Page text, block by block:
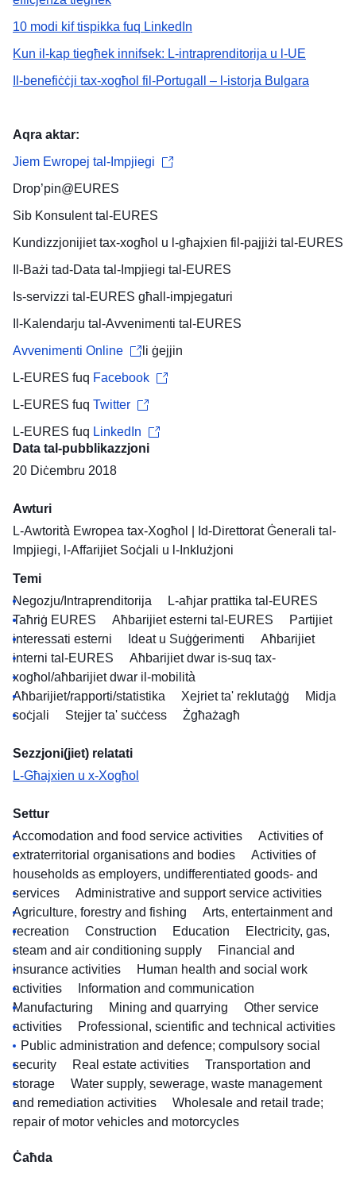
10 modi kif tispikka fuq LinkedIn
Kun il-kap tiegħek innifsek: L-intraprenditorija u l-UE
Il-benefiċċji tax-xogħol fil-Portugall – l-istorja Bulgara
Aqra aktar:
Jiem Ewropej tal-Impjiegi
Drop’pin@EURES
Sib Konsulent tal-EURES
Kundizzjonijiet tax-xogħol u l-għajxien fil-pajjiżi tal-EURES
Il-Bażi tad-Data tal-Impjiegi tal-EURES
Is-servizzi tal-EURES għall-impjegaturi
Il-Kalendarju tal-Avvenimenti tal-EURES
Avvenimenti Online
li ġejjin
L-EURES fuq Facebook
L-EURES fuq Twitter
L-EURES fuq LinkedIn
Data tal-pubblikazzjoni
20 Diċembru 2018
Awturi
L-Awtorità Ewropea tax-Xogħol
Id-Direttorat Ġenerali tal-
Impjiegi, l-Affarijiet Soċjali u l-Inklużjoni
Temi
Negozju/Intraprenditorija
L-aħjar prattika tal-EURES
Taħriġ EURES
Aħbarijiet esterni tal-EURES
Partijiet
interessati esterni
Ideat u Suġġerimenti
Aħbarijiet
interni tal-EURES
Aħbarijiet dwar is-suq tax-
xogħol/aħbarijiet dwar il-mobilità
Aħbarijiet/rapporti/statistika
Xejriet ta' reklutaġġ
Midja
soċjali
Stejjer ta' suċċess Żgħażagħ
Sezzjoni(jiet) relatati
L-Għajxien u x-Xogħol
Settur
Accomodation and food service activities
Activities of
extraterritorial organisations and bodies
Activities of
households as employers, undifferentiated goods- and
services
Administrative and support service activities
Agriculture, forestry and fishing
Arts, entertainment and
recreation
Construction Education
Electricity, gas,
steam and air conditioning supply
Financial and
insurance activities
Human health and social work
activities
Information and communication
Manufacturing
Mining and quarrying
Other service
activities
Professional, scientific and technical activities
Public administration and defence; compulsory social
security
Real estate activities
Transportation and
storage
Water supply, sewerage, waste management
and remediation activities
Wholesale and retail trade;
repair of motor vehicles and motorcycles
Ċaħda